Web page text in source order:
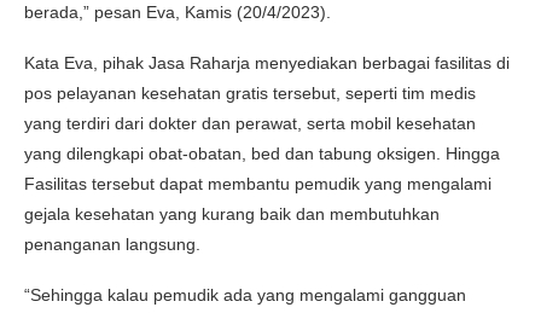
berada,” pesan Eva, Kamis (20/4/2023).
Kata Eva, pihak Jasa Raharja menyediakan berbagai fasilitas di
pos pelayanan kesehatan gratis tersebut, seperti tim medis
yang terdiri dari dokter dan perawat, serta mobil kesehatan
yang dilengkapi obat-obatan, bed dan tabung oksigen. Hingga
Fasilitas tersebut dapat membantu pemudik yang mengalami
gejala kesehatan yang kurang baik dan membutuhkan
penanganan langsung.
“Sehingga kalau pemudik ada yang mengalami gangguan